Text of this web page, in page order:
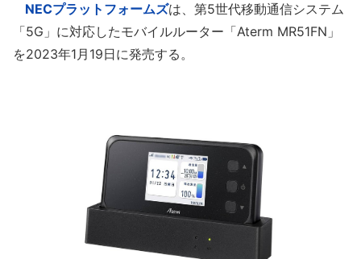
NECプラットフォームズは、第5世代移動通信システム
「5G」に対応したモバイルルーター「Aterm MR51FN」
を2023年1月19日に発売する。